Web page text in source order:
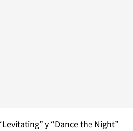
y “Dance the Night”